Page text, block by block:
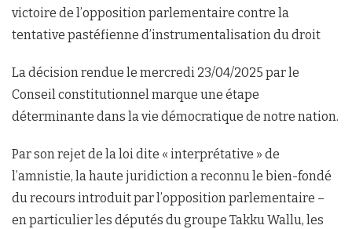
victoire de l’opposition parlementaire contre la
tentative pastéfienne d’instrumentalisation du droit
La décision rendue le mercredi 23/04/2025 par le
Conseil constitutionnel marque une étape
déterminante dans la vie démocratique de notre nation.
Par son rejet de la loi dite « interprétative » de
l’amnistie, la haute juridiction a reconnu le bien-fondé
du recours introduit par l’opposition parlementaire –
en particulier les députés du groupe Takku Wallu, les